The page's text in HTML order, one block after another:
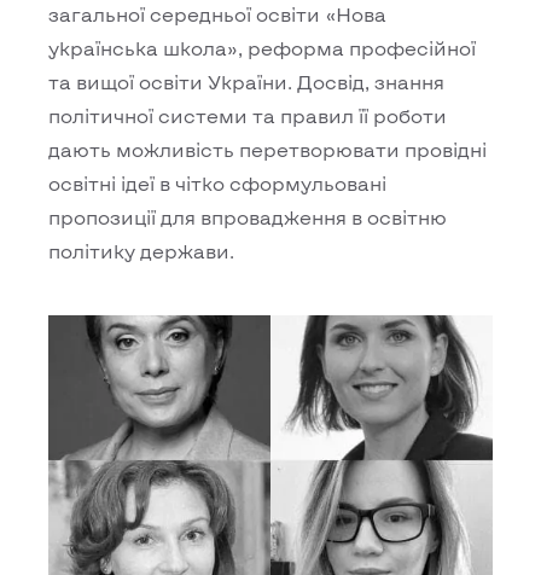
загальної середньої освіти «Нова
українська школа», реформа професійної
та вищої освіти України. Досвід, знання
політичної системи та правил її роботи
дають можливість перетворювати провідні
освітні ідеї в чітко сформульовані
пропозиції для впровадження в освітню
політику держави.